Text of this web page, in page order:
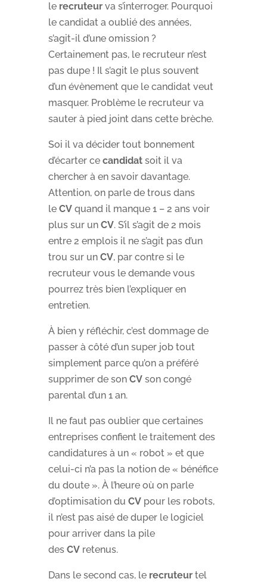
le recruteurva s’interroger. Pourquoi
le candidat a oublié des années,
s’agit-il d’une omission ?
Certainement pas, le recruteur n’est
pas dupe ! Il s’agit le plus souvent
d’un évènement que le candidat veut
masquer. Problème le recruteur va
sauter à pied joint dans cette brèche.
Soi il va décider tout bonnement
d’écarter ce candidatsoit il va
chercher à en savoir davantage.
Attention, on parle de trous dans
le CVquand il manque 1 – 2 ans voir
plus sur un CV. S’il s’agit de 2 mois
entre 2 emplois il ne s’agit pas d’un
trou sur un CV, par contre si le
recruteur vous le demande vous
pourrez très bien l’expliquer en
entretien.
À bien y réfléchir, c’est dommage de
passer à côté d’un super job tout
simplement parce qu’on a préféré
supprimer de son CVson congé
parental d’un 1 an.
Il ne faut pas oublier que certaines
entreprises confient le traitement des
candidatures à un « robot » et que
celui-ci n’a pas la notion de « bénéfice
du doute ». À l’heure où on parle
d’optimisation du CVpour les robots,
il n’est pas aisé de duper le logiciel
pour arriver dans la pile
des CV retenus.
Dans le second cas, le recruteurtel